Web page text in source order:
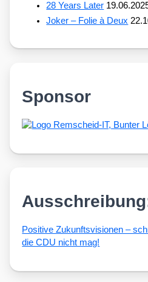
28 Years Later
Joker – Folie à Deux
Sponsor
Posi­ti­ve Zukunfts­vi­sio­nen –
die CDU nicht mag!